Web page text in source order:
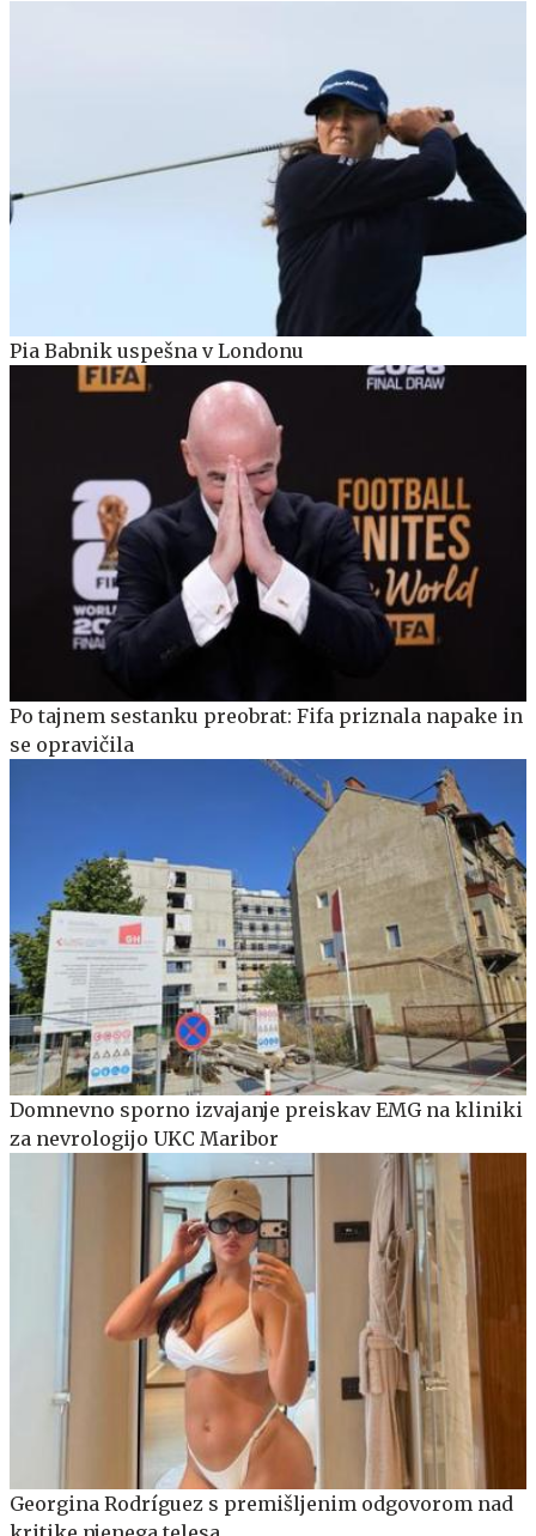
Pia Babnik uspešna v Londonu
Po tajnem sestanku preobrat: Fifa priznala napake in
se opravičila
Domnevno sporno izvajanje preiskav EMG na kliniki
za nevrologijo UKC Maribor
Georgina Rodríguez s premišljenim odgovorom nad